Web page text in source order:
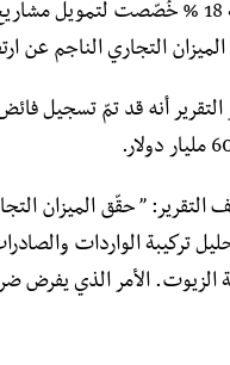
بنسبة 18 % خُصّصت لتمويل
الميزان التجاري الناجم عن
تركيبة الواردات
الزيوت. الأمر الذي يفرض